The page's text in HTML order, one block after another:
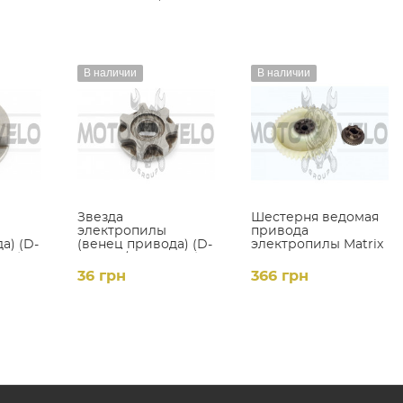
(D-
Звезда
электропилы
(венец привода) (D-
China #4 JIANTAI
В наличии
36 грн
Шестерня ведомая
привода
электропилы Matrix
шлицов)
В наличии
366 грн